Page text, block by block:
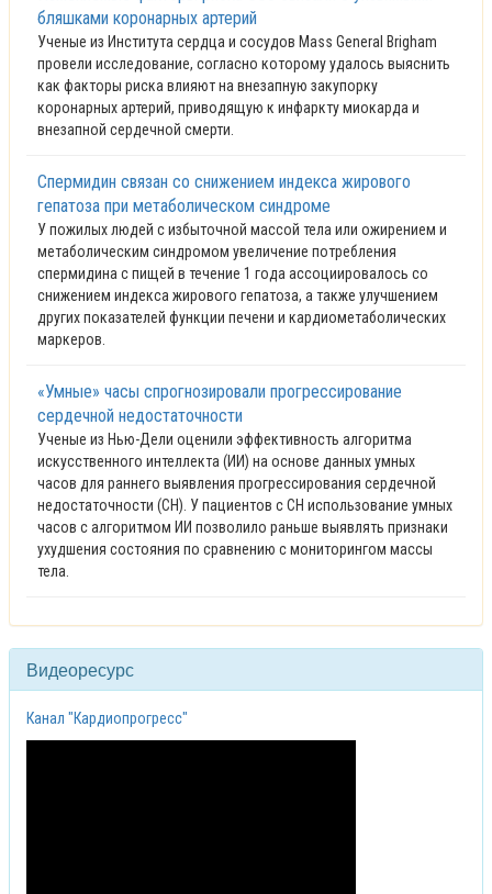
бляшками коронарных артерий
Ученые из Института сердца и сосудов Mass General Brigham
провели исследование, согласно которому удалось выяснить
как факторы риска влияют на внезапную закупорку
коронарных артерий, приводящую к инфаркту миокарда и
внезапной сердечной смерти.
Спермидин связан со снижением индекса жирового
гепатоза при метаболическом синдроме
У пожилых людей с избыточной массой тела или ожирением и
метаболическим синдромом увеличение потребления
спермидина с пищей в течение 1 года ассоциировалось со
снижением индекса жирового гепатоза, а также улучшением
других показателей функции печени и кардиометаболических
маркеров.
«Умные» часы спрогнозировали прогрессирование
сердечной недостаточности
Ученые из Нью-Дели оценили эффективность алгоритма
искусственного интеллекта (ИИ) на основе данных умных
часов для раннего выявления прогрессирования сердечной
недостаточности (СН). У пациентов с СН использование умных
часов с алгоритмом ИИ позволило раньше выявлять признаки
ухудшения состояния по сравнению с мониторингом массы
тела.
Видеоресурс
Канал "Кардиопрогресс"